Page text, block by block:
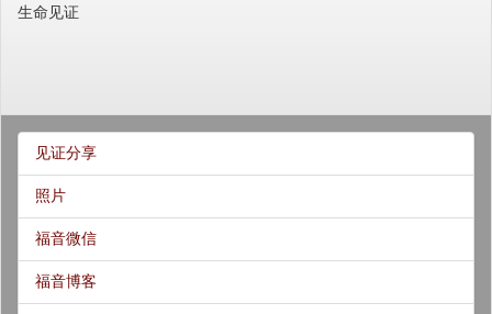
生命见证
见证分享
照片
福音微信
福音博客